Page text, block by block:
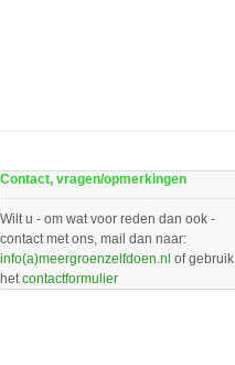
Contact, vragen/opmerkingen
Wilt u - om wat voor reden dan ook -
contact met ons, mail dan naar:
info(a)meergroenzelfdoen.nl of gebruik
hetcontactformulier